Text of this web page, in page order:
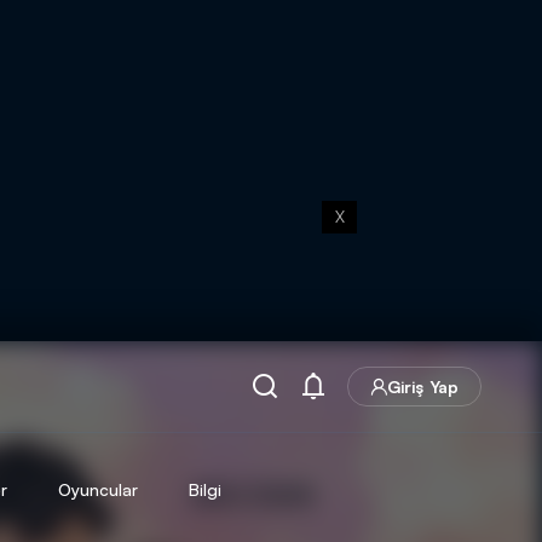
X
Giriş Yap
Oyuncular Bilgi